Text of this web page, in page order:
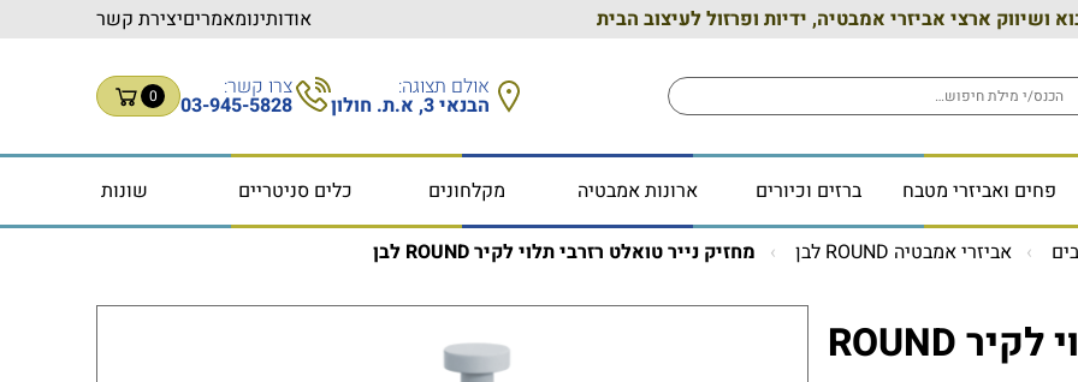
ושיווק ארצי אביזרי אמבטיה, ידיות ופרזול לעיצוב הבית אודותינומאמריםיצירת קשר
אולם תצוגה:
הבנאי 3, א.ת. חולון
צרו קשר:
03-945-5828
0
פחים ואביזרי מטבח ברזים וכיורים ארונות אמבטיה מקלחונים כלים סניטריים שונות
אביזרי אמבטיה ROUND לבן מחזיק נייר טואלט רזרבי תלוי לקיר ROUND לבן
מחזיק נייר טואלט רזרבי תלוי לקיר ROUND